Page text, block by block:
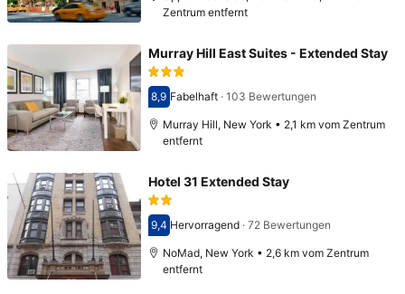
Zentrum entfernt
Murray Hill East Suites - Extended Stay
Bewertet mit 8,9
8,9 Fabelhaft· 103 Bewertungen
Murray Hill, New York • 2,1 km vom Zentrum
entfernt
Hotel 31 Extended Stay
Bewertet mit 9,4
9,4 Hervorragend· 72 Bewertungen
NoMad, New York • 2,6 km vom Zentrum
entfernt